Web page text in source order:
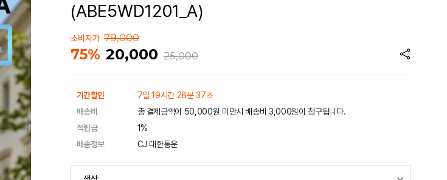
(ABE5WD1201_A)
소비자가 79,000
75% 20,000 25,000
기간할인
7일 19시간 28분 37초
배송비
총 결제금액이 50,000원 미만시 배송비 3,000원이 청구됩니다.
적립금
1%
배송정보
CJ 대한통운